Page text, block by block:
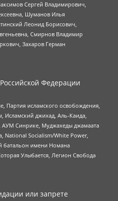
Сергей Владимирович,
Шуманов Илья
Леонид Борисович,
Смирнов Владимир
Захаров Герман
Федерации
Партия исламского освобождения,
джихад, Аль-Каида,
АУМ Синрике, Муджахеды джамаата
National Socialism/White Power,
батальон имени Номана
Улыбается, Легион Свобода
или запрете